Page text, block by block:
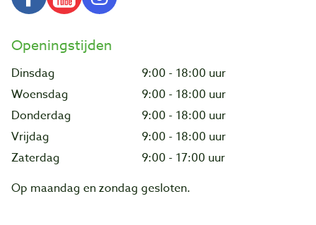
Openingstijden
Dinsdag
9:00 - 18:00 uur
Woensdag
9:00 - 18:00 uur
Donderdag
9:00 - 18:00 uur
Vrijdag
9:00 - 18:00 uur
Zaterdag
9:00 - 17:00 uur
Op maandag en zondag gesloten.